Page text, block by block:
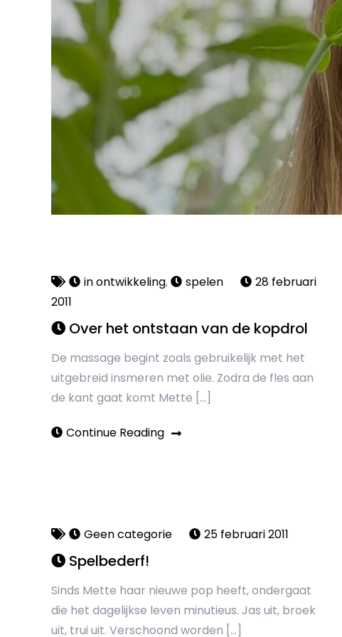
in ontwikkeling, spelen
28 februari
2011
Over het ontstaan van de kopdrol
De massage begint zoals gebruikelijk met het
uitgebreid insmeren met olie. Zodra de fles aan
de kant gaat komt Mette […]
Continue Reading
Geen categorie 25 februari 2011
Spelbederf!
Sinds Mette haar nieuwe pop heeft, ondergaat
die het dagelijkse leven minutieus. Jas uit, broek
uit, trui uit. Verschoond worden […]